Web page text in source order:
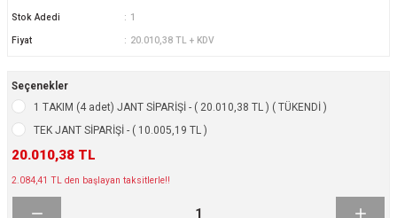
Lastikleri
Stok Adedi 1
Fiyat 20.010,38 TL + KDV
Seçenekler
1 TAKIM (4 adet) JANT SİPARİŞİ - ( 20.010,38 TL ) ( TÜKENDİ )
TEK JANT SİPARİŞİ - ( 10.005,19 TL )
20.010,38 TL
2.084,41 TL den başlayan taksitlerle!!